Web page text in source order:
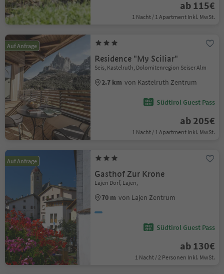
ab 115€
1 Nacht / 1 Apartment Inkl. MwSt.
Auf Anfrage
Residence "My Sciliar"
Seis, Kastelruth, Dolomitenregion Seiser Alm
2.7 km von Kastelruth Zentrum
Südtirol Guest Pass
ab 205€
1 Nacht / 1 Apartment Inkl. MwSt.
Auf Anfrage
Gasthof Zur Krone
Lajen Dorf, Lajen,
70 m von Lajen Zentrum
Südtirol Guest Pass
ab 130€
1 Nacht / 2 Personen Inkl. MwSt.